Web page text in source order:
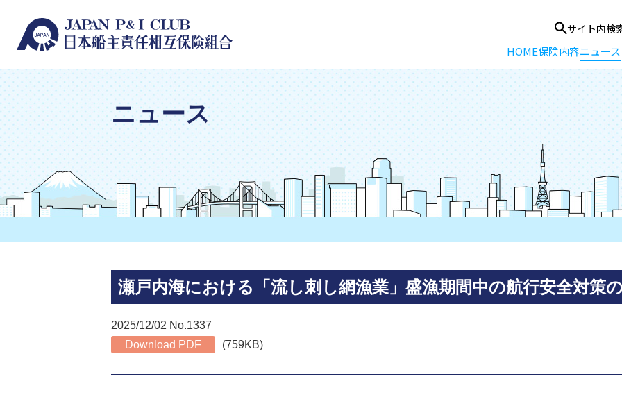
サイト内検
HOME保険内容ニュース
ニュース
瀬戸内海における「流し刺し網漁業」盛漁期間中の航行安全対策
2025/12/02 No.1337
Download PDF
(759KB)